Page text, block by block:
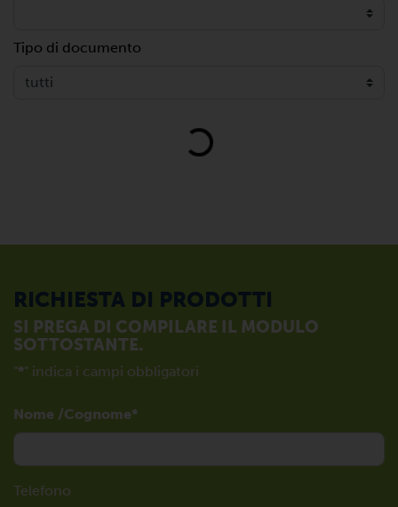
Tipo di documento
Loading...
RICHIESTA DI PRODOTTI
SI PREGA DI COMPILARE IL MODULO
SOTTOSTANTE.
"*" indica i campi obbligatori
Nome /Cognome
Telefono